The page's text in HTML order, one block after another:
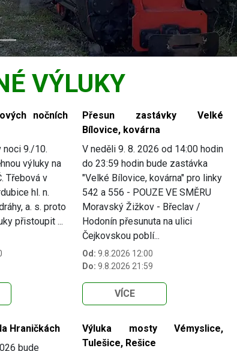
VÝLUKY
nočních
noci 9./10.
výluky na
Třebová v
hl. n.
a. s. proto
přistoupit ...
Přesun zastávky Velké
Bílovice, kovárna
V neděli 9. 8. 2026 od 14:00 hodin
do 23:59 hodin bude zastávka
"Velké Bílovice, kovárna" pro linky
542 a 556 - POUZE VE SMĚRU
Moravský Žižkov - Břeclav /
Hodonín přesunuta na ulici
Čejkovskou poblí...
Od: 9.8.2026 12:00
Do: 9.8.2026 21:59
VÍCE
Hraničkách
bude
Výluka mosty Vémyslice,
Tulešice, Rešice